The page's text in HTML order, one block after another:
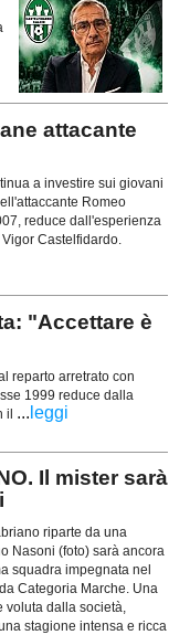
attacante
a investire sui giovani
Romeo
reduce dall'esperienza
Castelfidardo.
"Accettare è
reparto arretrato con
1999 reduce dalla
il ... leggi
Il mister sarà
riparte da una
Nasoni (foto) sarà ancora
squadra impegnata nel
Categoria Marche. Una
voluta dalla società,
stagione intensa e ricca